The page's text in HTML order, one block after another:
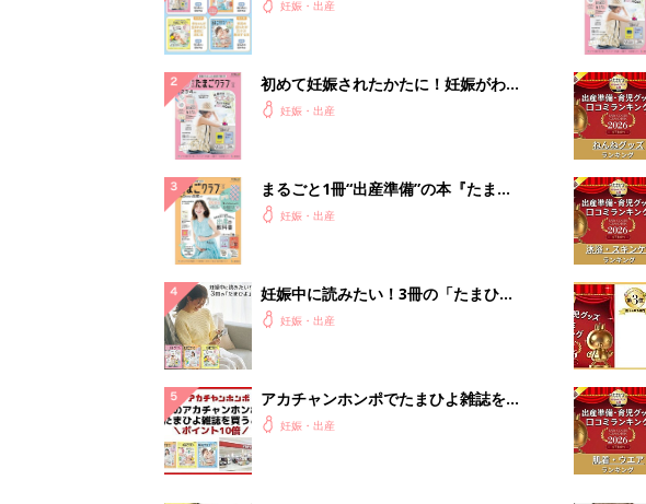
妊娠・出産
初めて妊娠されたかたに！妊娠がわか
ったら最初に読む本『初めてのたまご
妊娠・出産
まるごと1冊“出産準備”の本『たまご
クラブ 夏号』〈スペシャル大特集〉
妊娠・出産
妊娠中に読みたい！3冊の「たまひ
よ」妊娠・出産
アカチャンホンポでたまひよ雑誌を買
うとポイント10倍【期間限定】
妊娠・出産